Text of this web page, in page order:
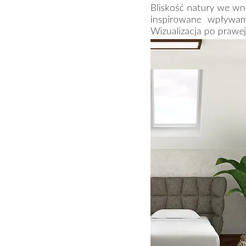
Bliskość natury we
inspirowane
Wizualizacja po